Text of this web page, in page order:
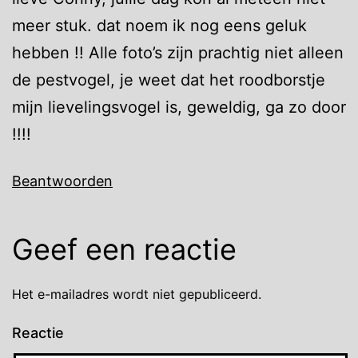
meer stuk. dat noem ik nog eens geluk
hebben !! Alle foto’s zijn prachtig niet alleen
de pestvogel, je weet dat het roodborstje
mijn lievelingsvogel is, geweldig, ga zo door
!!!!
Beantwoorden
Geef een reactie
Het e-mailadres wordt niet gepubliceerd.
Reactie